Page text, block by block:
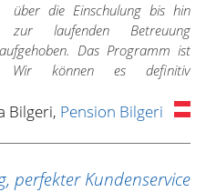
über die Einschulung bis hin
zur laufenden Betreuung
Das Programm ist
Wir können es definitiv
Bilgeri, Pension Bilgeri
perfekter Kundenservice